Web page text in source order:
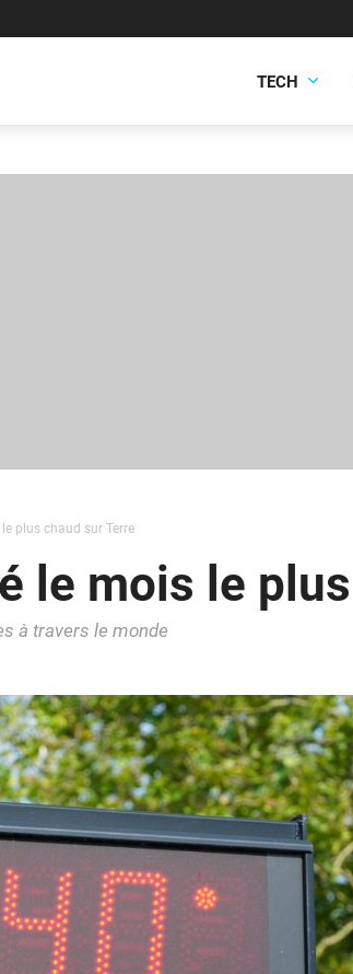
TECH
plus chaud sur Terre
le mois le
à travers le monde